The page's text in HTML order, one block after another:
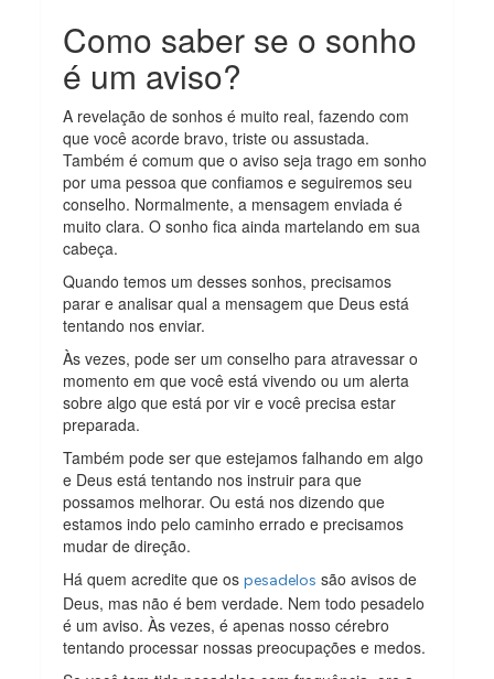
Como saber se o sonho
é um aviso?
A revelação de sonhos é muito real, fazendo com
que você acorde bravo, triste ou assustada.
Também é comum que o aviso seja trago em sonho
por uma pessoa que confiamos e seguiremos seu
conselho. Normalmente, a mensagem enviada é
muito clara. O sonho fica ainda martelando em sua
cabeça.
Quando temos um desses sonhos, precisamos
parar e analisar qual a mensagem que Deus está
tentando nos enviar.
Às vezes, pode ser um conselho para atravessar o
momento em que você está vivendo ou um alerta
sobre algo que está por vir e você precisa estar
preparada.
Também pode ser que estejamos falhando em algo
e Deus está tentando nos instruir para que
possamos melhorar. Ou está nos dizendo que
estamos indo pelo caminho errado e precisamos
mudar de direção.
Há quem acredite que ospesadelos são avisos de
Deus, mas não é bem verdade. Nem todo pesadelo
é um aviso. Às vezes, é apenas nosso cérebro
tentando processar nossas preocupações e medos.